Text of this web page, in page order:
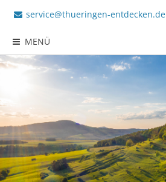
service@thueringen-entdecken.de
MENÜ